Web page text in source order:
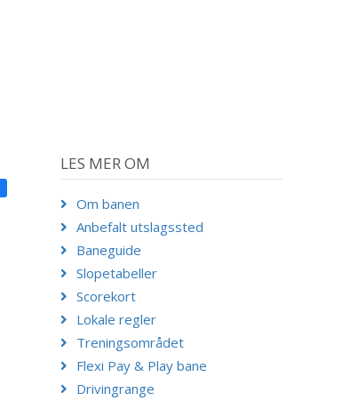
LES MER OM
Om banen
Anbefalt utslagssted
Baneguide
Slopetabeller
Scorekort
Lokale regler
Treningsområdet
Flexi Pay & Play bane
Drivingrange